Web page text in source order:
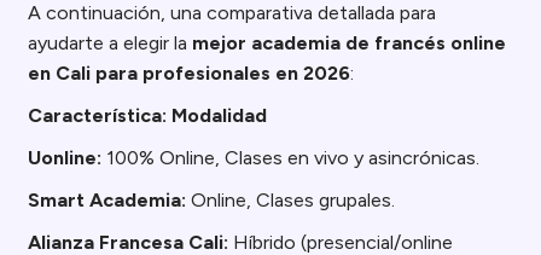
A continuación, una comparativa detallada para
ayudarte a elegir la mejor academia de francés online
en Cali para profesionales en 2026:
Característica: Modalidad
Uonline: 100% Online, Clases en vivo y asincrónicas.
Smart Academia: Online, Clases grupales.
Alianza Francesa Cali: Híbrido (presencial/online